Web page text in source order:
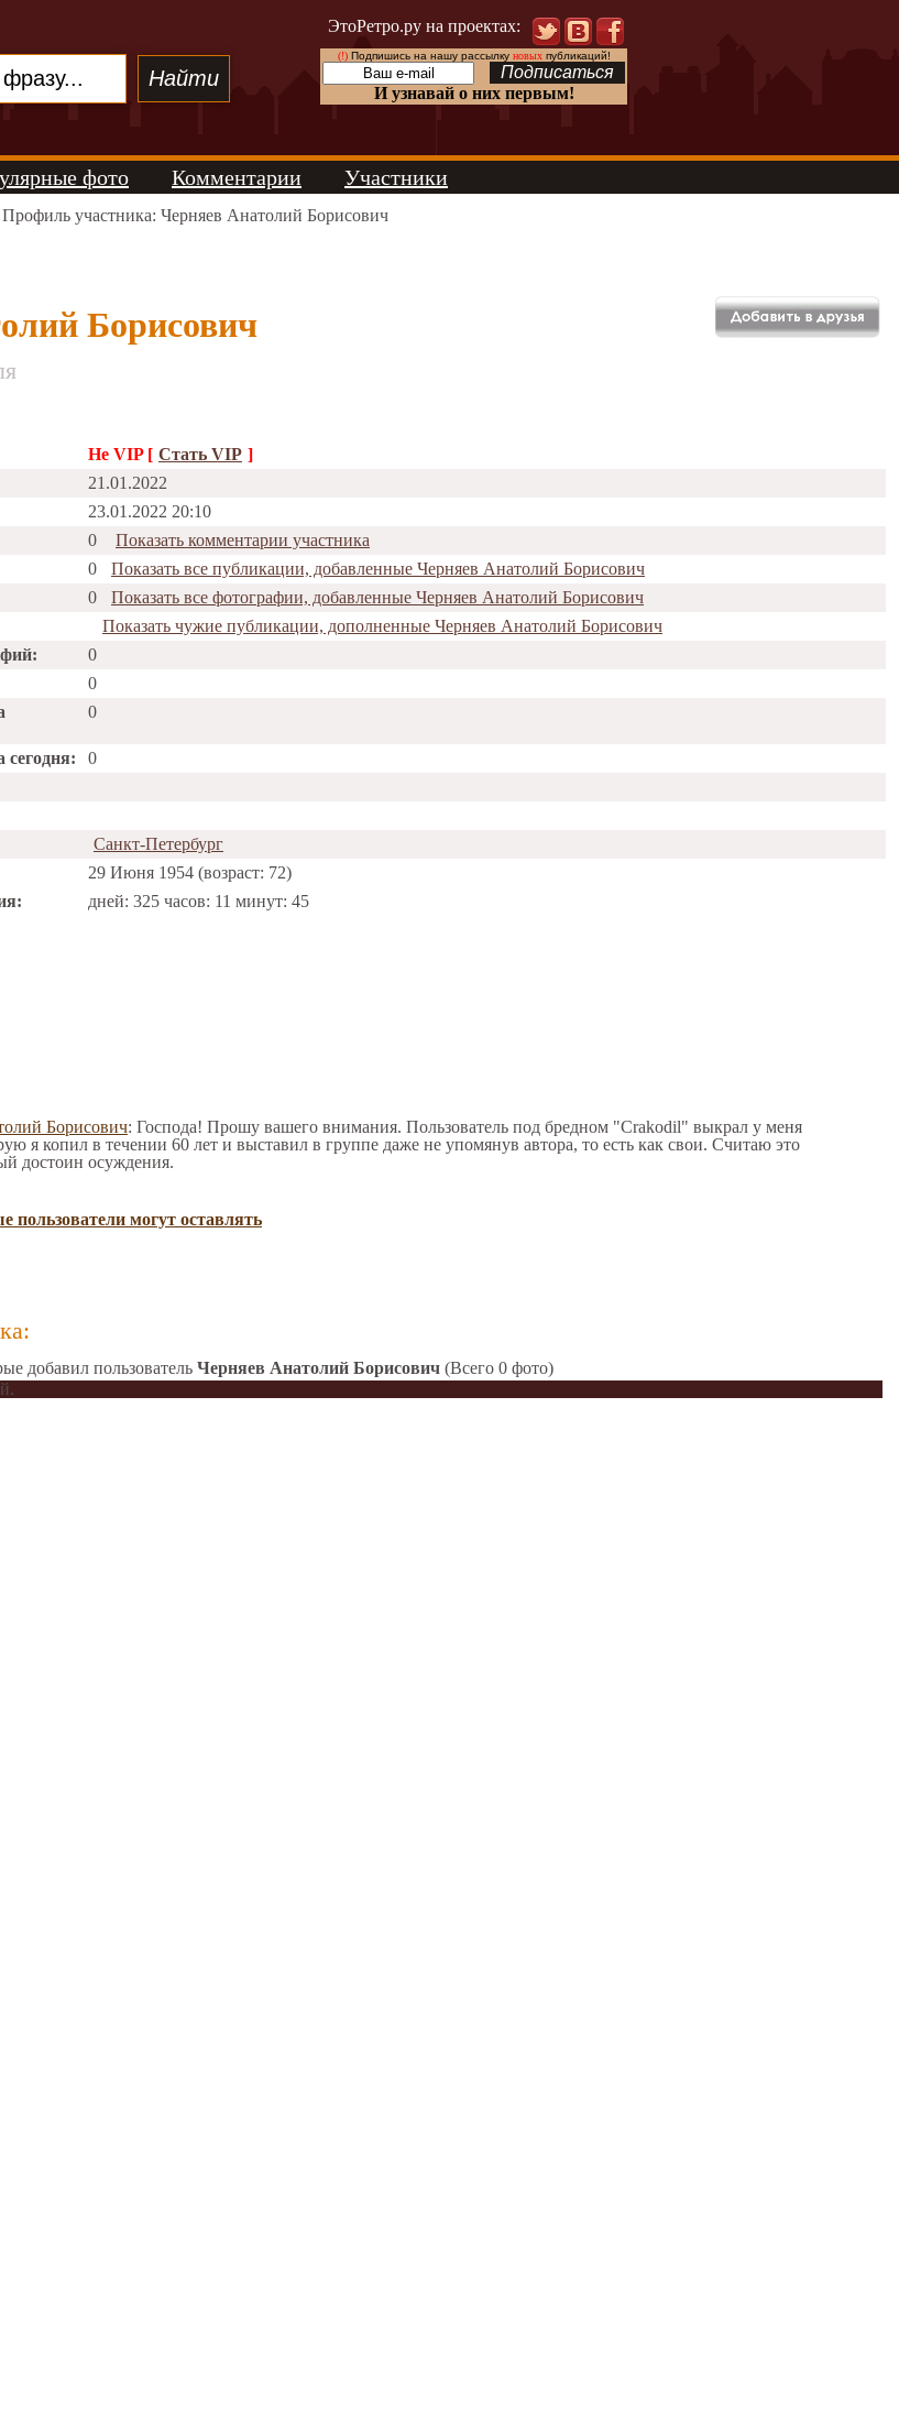
ЭтоРетро.ру на проектах:
(!)Подпишись на нашу рассылку новыхпубликаций!
И узнавай о них первым!
фото Комментарии Участники
участника: Черняев Анатолий Борисович
Борисович
Не VIP [ Стать VIP ]
21.01.2022
23.01.2022 20:10
0
Показать комментарии участника
0
Показать все публикации, добавленные Черняев Анатолий Борисович
0
Показать все фотографии, добавленные Черняев Анатолий Борисович
Показать чужие публикации, дополненные Черняев Анатолий Борисович
0
0
0
сегодня:
0
Санкт-Петербург
29 Июня 1954 (возраст: 72)
дней: 325 часов: 11 минут: 45
Борисович: Господа! Прошу вашего внимания. Пользователь под бредном "Crakodil" выкрал у меня
я копил в течении 60 лет и выставил в группе даже не упомянув автора, то есть как свои. Считаю это
достоин осуждения.
пользователи могут оставлять
добавил пользователь Черняев Анатолий Борисович (Всего 0 фото)